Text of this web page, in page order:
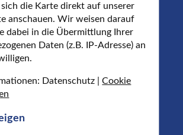
sich die Karte direkt auf unserer
anschauen. Wir weisen darauf
dabei in die Übermittlung Ihrer
Daten (z.B. IP-Adresse) an
Datenschutz |Cookie